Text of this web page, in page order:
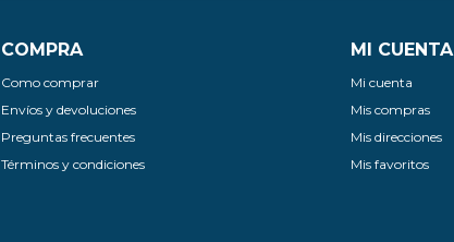
COMPRA
Como comprar
Envíos y devoluciones
Preguntas frecuentes
Términos y condiciones
MI CUENTA
Mi cuenta
Mis compras
Mis direcciones
Mis favoritos